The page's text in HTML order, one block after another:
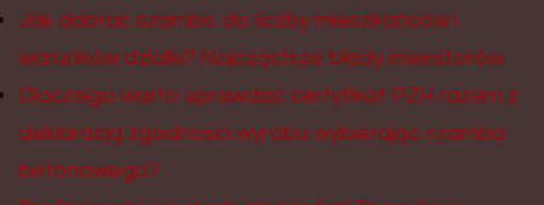
Jak dobrać szambo do liczby mieszkańców i
warunków działki? Najczęstsze błędy inwestorów.
Dlaczego warto sprawdzić certyfikat PZH razem z
deklaracją zgodności wyrobu wybierając szamba
betonowego?